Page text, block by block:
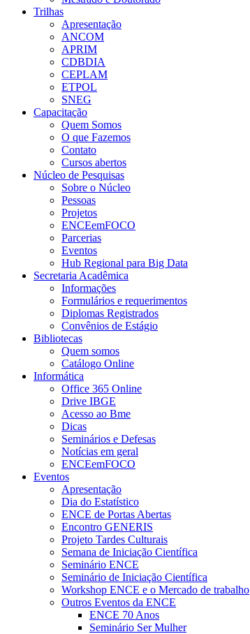
Trilhas
Apresentação
ANCOM
APRIM
CDBDIA
CEPLAM
ETPOL
SNEG
Capacitação
Quem Somos
O que Fazemos
Contato
Cursos abertos
Núcleo de Pesquisas
Sobre o Núcleo
Pessoas
Projetos
ENCEemFOCO
Parcerias
Eventos
Hub Regional para Big Data
Secretaria Acadêmica
Informações
Formulários e requerimentos
Diplomas Registrados
Convênios de Estágio
Bibliotecas
Quem somos
Catálogo Online
Informática
Office 365 Online
Drive IBGE
Acesso ao Bme
Dicas
Seminários e Defesas
Notícias em geral
ENCEemFOCO
Eventos
Apresentação
Dia do Estatístico
ENCE de Portas Abertas
Encontro GENERIS
Projeto Tardes Culturais
Semana de Iniciação Científica
Seminário ENCE
Seminário de Iniciação Científica
Workshop ENCE e o Mercado de trabalho
Outros Eventos da ENCE
ENCE 70 Anos
Seminário Ser Mulher